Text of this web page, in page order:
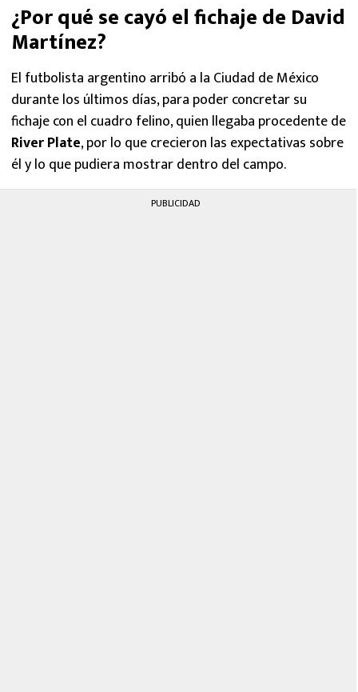
¿Por qué se cayó el fichaje de David
Martínez?
El futbolista argentino arribó a la Ciudad de México
durante los últimos días, para poder concretar su
fichaje con el cuadro felino, quien llegaba procedente de
River Plate, por lo que crecieron las expectativas sobre
él y lo que pudiera mostrar dentro del campo.
PUBLICIDAD